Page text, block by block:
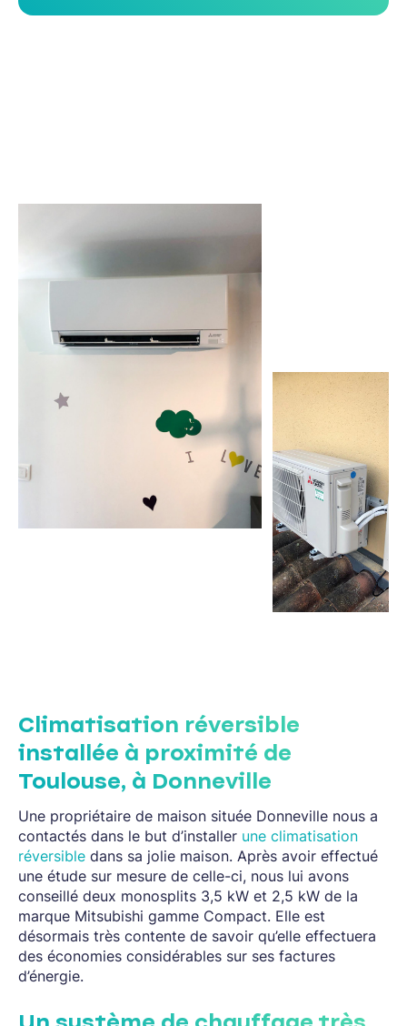
Climatisation réversible
installée à proximité de
Toulouse, à Donneville
Une propriétaire de maison située Donneville nous a
contactés dans le but d’installer une climatisation
réversible dans sa jolie maison. Après avoir effectué
une étude sur mesure de celle-ci, nous lui avons
conseillé deux monosplits 3,5 kW et 2,5 kW de la
marque Mitsubishi gamme Compact. Elle est
désormais très contente de savoir qu’elle effectuera
des économies considérables sur ses factures
d’énergie.